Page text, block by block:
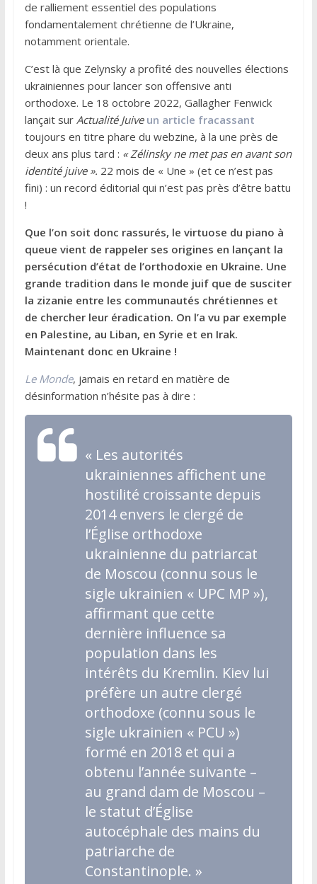
de ralliement essentiel des populations
fondamentalement chrétienne de l’Ukraine,
notamment orientale.
C’est là que Zelynsky a profité des nouvelles élections
ukrainiennes pour lancer son offensive anti
orthodoxe. Le 18 octobre 2022, Gallagher Fenwick
lançait sur Actualité Juive un article fracassant
toujours en titre phare du webzine, à la une près de
deux ans plus tard : « Zélinsky ne met pas en avant son
identité juive ». 22 mois de « Une » (et ce n’est pas
fini) : un record éditorial qui n’est pas près d’être battu
!
Que l’on soit donc rassurés, le virtuose du piano à
queue vient de rappeler ses origines en lançant la
persécution d’état de l’orthodoxie en Ukraine. Une
grande tradition dans le monde juif que de susciter
la zizanie entre les communautés chrétiennes et
de chercher leur éradication. On l’a vu par exemple
en Palestine, au Liban, en Syrie et en Irak.
Maintenant donc en Ukraine !
Le Monde, jamais en retard en matière de
désinformation n’hésite pas à dire :
« Les autorités
ukrainiennes affichent une
hostilité croissante depuis
2014 envers le clergé de
l’Église orthodoxe
ukrainienne du patriarcat
de Moscou (connu sous le
sigle ukrainien « UPC MP »),
affirmant que cette
dernière influence sa
population dans les
intérêts du Kremlin. Kiev lui
préfère un autre clergé
orthodoxe (connu sous le
sigle ukrainien « PCU »)
formé en 2018 et qui a
obtenu l’année suivante –
au grand dam de Moscou –
le statut d’Église
autocéphale des mains du
patriarche de
Constantinople. »